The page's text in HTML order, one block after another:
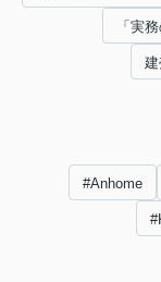
「実
#Anhome